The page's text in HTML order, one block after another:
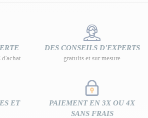
DES CONSEILS D'EXPERTS
gratuits et sur mesure
ET
PAIEMENT EN 3X OU 4X
SANS FRAIS